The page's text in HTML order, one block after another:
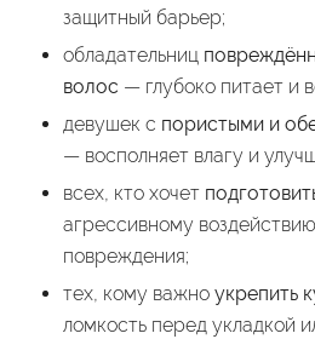
защитный барьер;
обладательниц
волос — глубоко питает и
девушек с пористыми и
— восполняет влагу и
всех, кто хочет
агрессивному
повреждения;
тех, кому важно укрепить
ломкость перед укладкой